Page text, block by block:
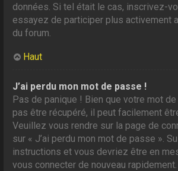
données. Si tel était le cas, inscrivez-
essayez de participer plus activement
du forum.
Haut
J’ai perdu mon mot de passe !
Pas de panique ! Bien que votre mot
pas être récupéré, il peut facilement
Veuillez vous rendre sur la page de
sur « J’ai perdu mon mot de passe ».
instructions et vous devriez être en
vous connecter de nouveau rapidement.